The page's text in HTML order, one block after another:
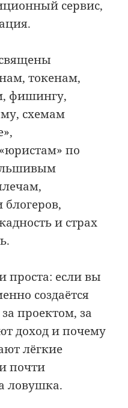
сервис,
токенам,
фишингу,
схемам
по
и страх
проста: если вы
создаётся
проектом, за
доход и почему
лёгкие
почти
ловушка.